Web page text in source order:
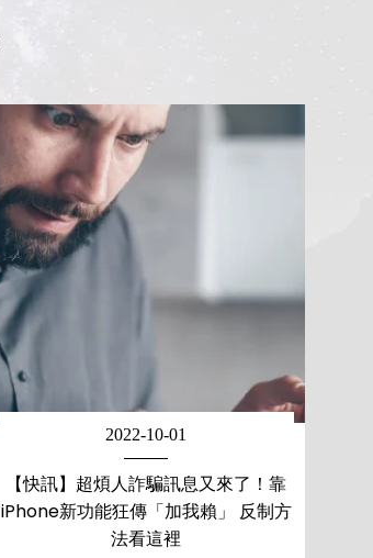
2022-10-01
【快訊】超煩人詐騙訊息又來了！靠
iPhone新功能狂傳「加我賴」 反制方
法看這裡